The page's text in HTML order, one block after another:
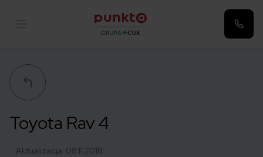
Toyota Rav 4
Aktualizacja: 08.11.2018